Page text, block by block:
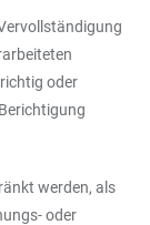
oder
werden, als
oder